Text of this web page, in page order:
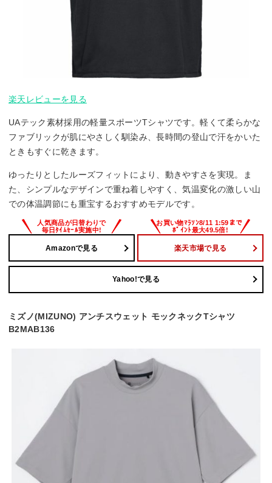
楽天レビューを見る
UAテック素材採用の軽量スポーツTシャツです。軽くて柔らかな
ファブリックが肌にやさしく馴染み、長時間の登山で汗をかいた
ときもすぐに乾きます。
ゆったりとしたルーズフィットにより、動きやすさを実現。ま
た、シンプルなデザインで重ね着しやすく、気温変化の激しい山
での体温調節にも重宝するおすすめモデルです。
Amazonで見る 楽天市場で見る
Yahoo!で見る
ミズノ(MIZUNO) アンチスウェット モックネックTシャツ
B2MAB136